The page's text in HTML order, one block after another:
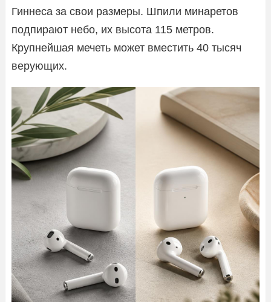
Гиннеса за свои размеры. Шпили минаретов
подпирают небо, их высота 115 метров.
Крупнейшая мечеть может вместить 40 тысяч
верующих.